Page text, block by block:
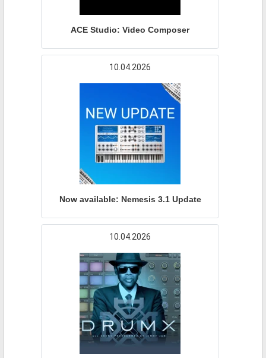
ACE Studio: Video Composer
10.04.2026
Now available: Nemesis 3.1 Update
10.04.2026